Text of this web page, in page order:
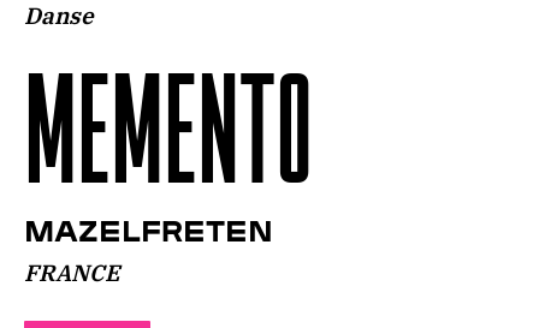
Danse
MEMENTO
Mazelfreten
FRANCE